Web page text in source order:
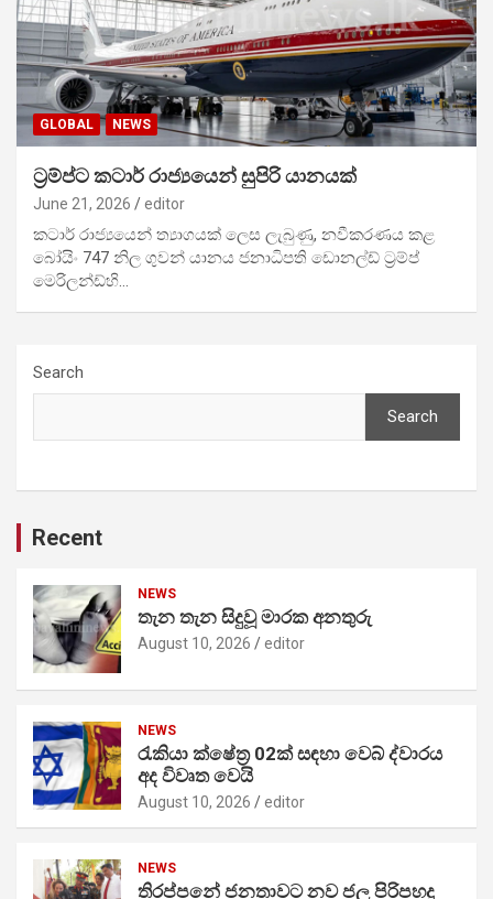
GLOBAL NEWS
ට්‍රම්ප්ට කටාර් රාජ්‍යයෙන් සුපිරි යානයක්
June 21, 2026 editor
කටාර් රාජ්‍යයෙන් ත්‍යාගයක් ලෙස ලැබුණු, නවීකරණය කළ
බෝයිං 747 නිල ගුවන් යානය ජනාධිපති ඩොනල්ඩ් ට්‍රම්ප්
මෙරිලන්ඩ්හි…
Search
Search
Recent
NEWS
තැන තැන සිදුවූ මාරක අනතුරු
August 10, 2026 editor
NEWS
රැකියා ක්ෂේත්‍ර 02ක් සඳහා වෙබ් ද්වාරය
අද විවෘත වෙයි
August 10, 2026 editor
NEWS
තිරප්පනේ ජනතාවට නව ජල පිරිපහදු